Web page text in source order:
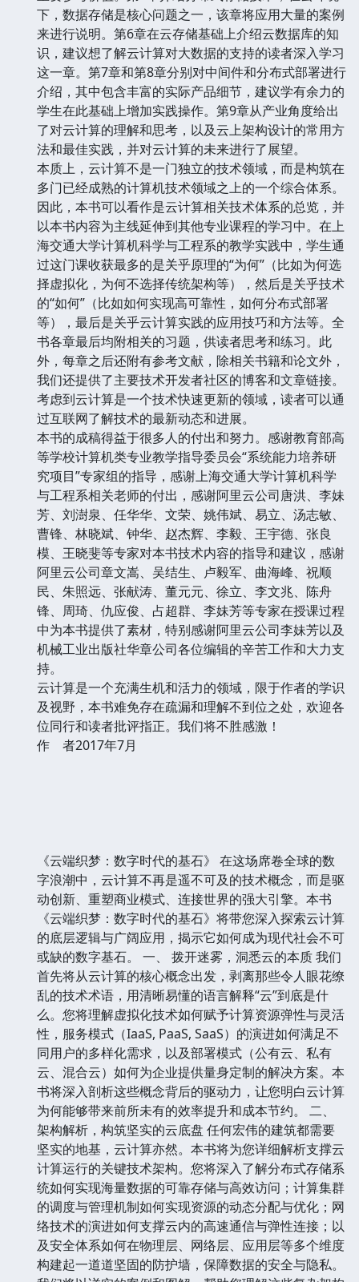
下，数据存储是核心问题之一，该章将应用大量的案例
来进行说明。第6章在云存储基础上介绍云数据库的知
识，建议想了解云计算对大数据的支持的读者深入学习
这一章。第7章和第8章分别对中间件和分布式部署进行
介绍，其中包含丰富的实际产品细节，建议学有余力的
学生在此基础上增加实践操作。第9章从产业角度给出
了对云计算的理解和思考，以及云上架构设计的常用方
法和最佳实践，并对云计算的未来进行了展望。
本质上，云计算不是一门独立的技术领域，而是构筑在
多门已经成熟的计算机技术领域之上的一个综合体系。
因此，本书可以看作是云计算相关技术体系的总览，并
以本书内容为主线延伸到其他专业课程的学习中。在上
海交通大学计算机科学与工程系的教学实践中，学生通
过这门课收获最多的是关乎原理的“为何”（比如为何选
择虚拟化，为何不选择传统架构等），然后是关乎技术
的“如何”（比如如何实现高可靠性，如何分布式部署
等），最后是关乎云计算实践的应用技巧和方法等。全
书各章最后均附相关的习题，供读者思考和练习。此
外，每章之后还附有参考文献，除相关书籍和论文外，
我们还提供了主要技术开发者社区的博客和文章链接。
考虑到云计算是一个技术快速更新的领域，读者可以通
过互联网了解技术的最新动态和进展。
本书的成稿得益于很多人的付出和努力。感谢教育部高
等学校计算机类专业教学指导委员会“系统能力培养研
究项目”专家组的指导，感谢上海交通大学计算机科学
与工程系相关老师的付出，感谢阿里云公司唐洪、李妹
芳、刘澍泉、任华华、文荣、姚伟斌、易立、汤志敏、
曹锋、林晓斌、钟华、赵杰辉、李毅、王宇德、张良
模、王晓斐等专家对本书技术内容的指导和建议，感谢
阿里云公司章文嵩、吴结生、卢毅军、曲海峰、祝顺
民、朱照远、张献涛、董元元、徐立、李文兆、陈舟
锋、周琦、仇应俊、占超群、李妹芳等专家在授课过程
中为本书提供了素材，特别感谢阿里云公司李妹芳以及
机械工业出版社华章公司各位编辑的辛苦工作和大力支
持。
云计算是一个充满生机和活力的领域，限于作者的学识
及视野，本书难免存在疏漏和理解不到位之处，欢迎各
位同行和读者批评指正。我们将不胜感激！
作 者2017年7月
《云端织梦：数字时代的基石》 在这场席卷全球的数
字浪潮中，云计算不再是遥不可及的技术概念，而是驱
动创新、重塑商业模式、连接世界的强大引擎。本书
《云端织梦：数字时代的基石》将带您深入探索云计算
的底层逻辑与广阔应用，揭示它如何成为现代社会不可
或缺的数字基石。 一、 拨开迷雾，洞悉云的本质 我们
首先将从云计算的核心概念出发，剥离那些令人眼花缭
乱的技术术语，用清晰易懂的语言解释“云”到底是什
么。您将理解虚拟化技术如何赋予计算资源弹性与灵活
性，服务模式（IaaS, PaaS, SaaS）的演进如何满足不
同用户的多样化需求，以及部署模式（公有云、私有
云、混合云）如何为企业提供量身定制的解决方案。本
书将深入剖析这些概念背后的驱动力，让您明白云计算
为何能够带来前所未有的效率提升和成本节约。 二、
架构解析，构筑坚实的云底盘 任何宏伟的建筑都需要
坚实的地基，云计算亦然。本书将为您详细解析支撑云
计算运行的关键技术架构。您将深入了解分布式存储系
统如何实现海量数据的可靠存储与高效访问；计算集群
的调度与管理机制如何实现资源的动态分配与优化；网
络技术的演进如何支撑云内的高速通信与弹性连接；以
及安全体系如何在物理层、网络层、应用层等多个维度
构建起一道道坚固的防护墙，保障数据的安全与隐私。